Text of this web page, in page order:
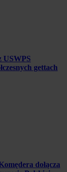
USWPS
gettach
dołącza